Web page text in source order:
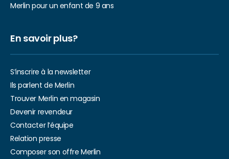
Merlin pour un enfant de 9 ans
En savoir plus?
S’inscrire à la newsletter
Ils parlent de Merlin
Trouver Merlin en magasin
Devenir revendeur
Contacter l’équipe
Relation presse
Composer son offre Merlin